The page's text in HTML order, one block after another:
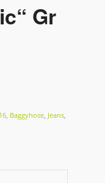
Gr
, Baggyhose, Jeans,